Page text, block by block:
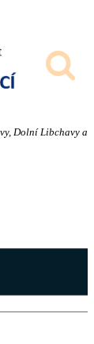
Dolní Libchavy a